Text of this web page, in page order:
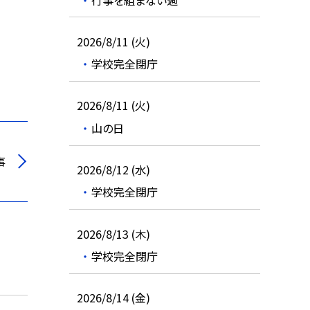
2026/8/11 (火)
学校完全閉庁
2026/8/11 (火)
山の日
2026/8/12 (水)
学校完全閉庁
2026/8/13 (木)
学校完全閉庁
2026/8/14 (金)